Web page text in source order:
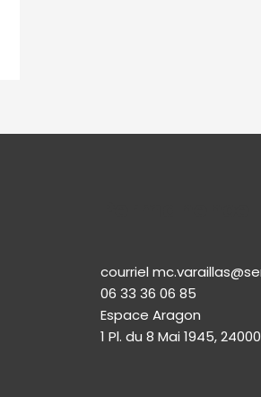
courriel
06 33 36 06 85
Espace Aragon
1 Pl. du 8 Mai 1945,